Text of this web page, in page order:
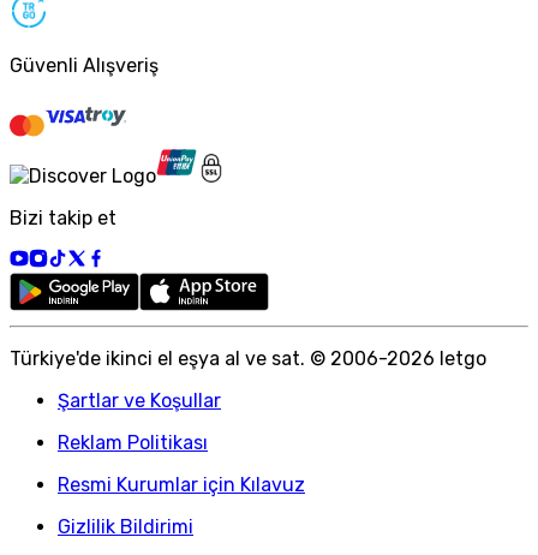
Güvenli Alışveriş
Bizi takip et
Türkiye'de ikinci el eşya al ve sat. © 2006-2026 letgo
Şartlar ve Koşullar
Reklam Politikası
Resmi Kurumlar için Kılavuz
Gizlilik Bildirimi